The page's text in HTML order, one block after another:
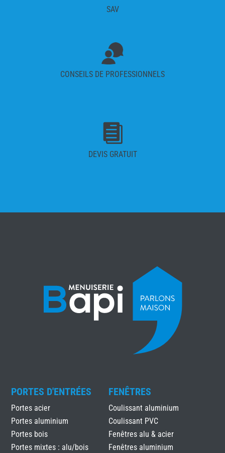
SAV
CONSEILS DE PROFESSIONNELS

DEVIS GRATUIT
PORTES D'ENTRÉES
Portes acier
Portes aluminium
Portes bois
Portes mixtes : alu/bois
FENÊTRES
Coulissant aluminium
Coulissant PVC
Fenêtres alu & acier
Fenêtres aluminium